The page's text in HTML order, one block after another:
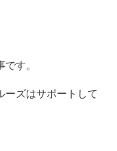
す。
ーズはサポートして